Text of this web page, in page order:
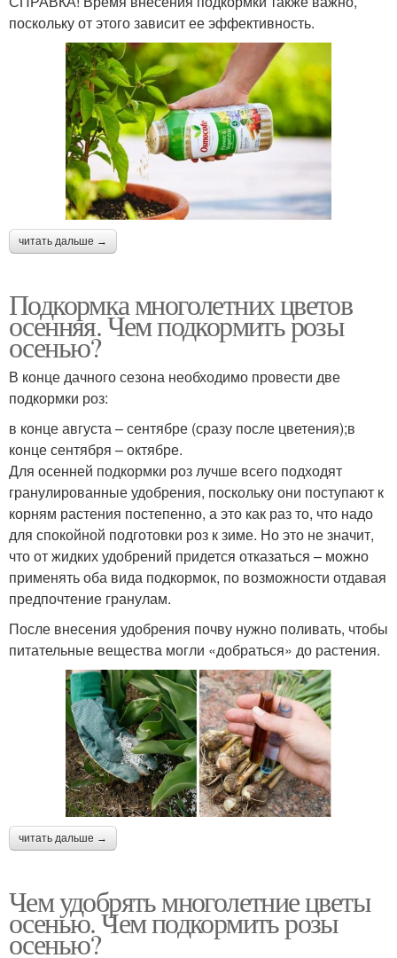
поскольку от этого зависит ее эффективность.
читать дальше →
Подкормка многолетних цветов
осенняя. Чем подкормить розы
осенью?
В конце дачного сезона необходимо провести две
подкормки роз:
в конце августа – сентябре (сразу после цветения);в
конце сентября – октябре.
Для осенней подкормки роз лучше всего подходят
гранулированные удобрения, поскольку они поступают к
корням растения постепенно, а это как раз то, что надо
для спокойной подготовки роз к зиме. Но это не значит,
что от жидких удобрений придется отказаться – можно
применять оба вида подкормок, по возможности отдавая
предпочтение гранулам.
После внесения удобрения почву нужно поливать, чтобы
питательные вещества могли «добраться» до растения.
читать дальше →
Чем удобрять многолетние цветы
осенью. Чем подкормить розы
осенью?